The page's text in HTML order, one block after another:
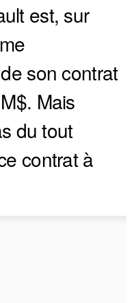
est, sur
son contrat
Mais
du tout
contrat à